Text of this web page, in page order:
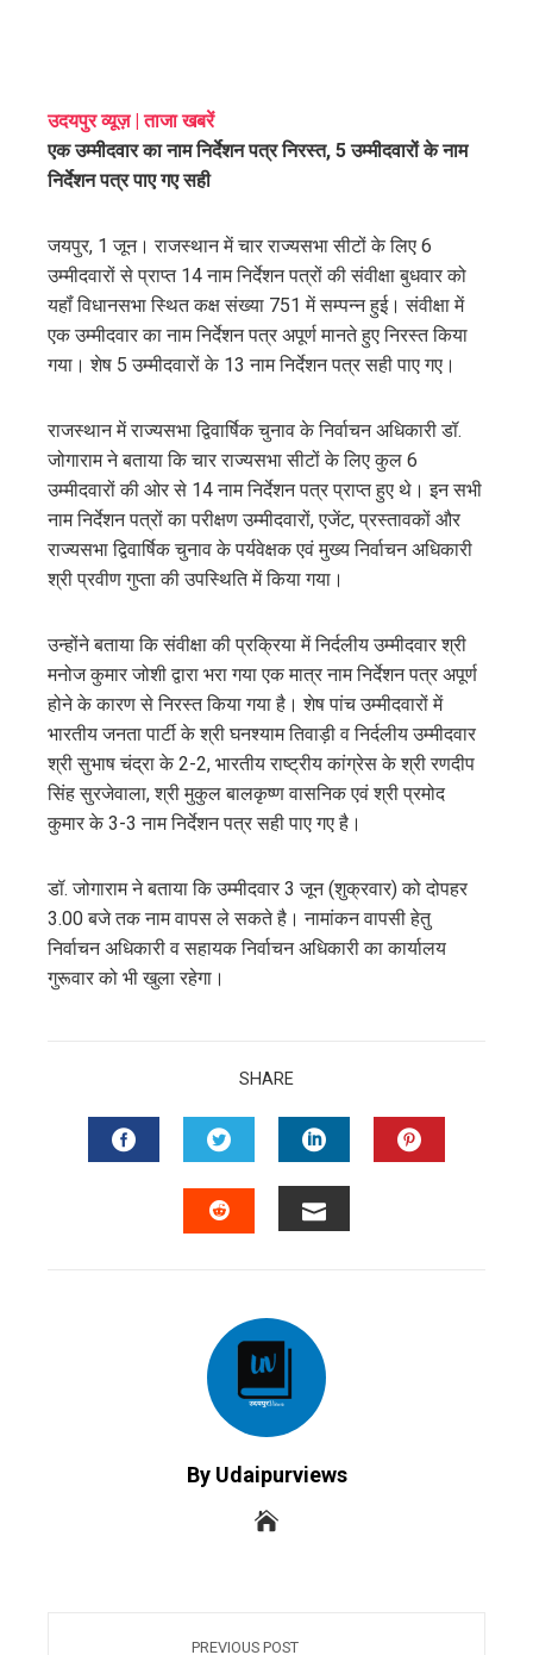
उदयपुर व्यूज़ | ताजा खबरें
एक उम्मीदवार का नाम निर्देशन पत्र निरस्त, 5 उम्मीदवारों के नाम
निर्देशन पत्र पाए गए सही
जयपुर, 1 जून। राजस्थान में चार राज्यसभा सीटों के लिए 6
उम्मीदवारों से प्राप्त 14 नाम निर्देशन पत्रों की संवीक्षा बुधवार को
यहॉं विधानसभा स्थित कक्ष संख्या 751 में सम्पन्न हुई। संवीक्षा में
एक उम्मीदवार का नाम निर्देशन पत्र अपूर्ण मानते हुए निरस्त किया
गया। शेष 5 उम्मीदवारों के 13 नाम निर्देशन पत्र सही पाए गए।
राजस्थान में राज्यसभा द्विवार्षिक चुनाव के निर्वाचन अधिकारी डॉ.
जोगाराम ने बताया कि चार राज्यसभा सीटों के लिए कुल 6
उम्मीदवारों की ओर से 14 नाम निर्देशन पत्र प्राप्त हुए थे। इन सभी
नाम निर्देशन पत्रों का परीक्षण उम्मीदवारों, एजेंट, प्रस्तावकों और
राज्यसभा द्विवार्षिक चुनाव के पर्यवेक्षक एवं मुख्य निर्वाचन अधिकारी
श्री प्रवीण गुप्ता की उपस्थिति में किया गया।
उन्होंने बताया कि संवीक्षा की प्रक्रिया में निर्दलीय उम्मीदवार श्री
मनोज कुमार जोशी द्वारा भरा गया एक मात्र नाम निर्देशन पत्र अपूर्ण
होने के कारण से निरस्त किया गया है। शेष पांच उम्मीदवारों में
भारतीय जनता पार्टी के श्री घनश्याम तिवाड़ी व निर्दलीय उम्मीदवार
श्री सुभाष चंद्रा के 2-2, भारतीय राष्ट्रीय कांग्रेस के श्री रणदीप
सिंह सुरजेवाला, श्री मुकुल बालकृष्ण वासनिक एवं श्री प्रमोद
कुमार के 3-3 नाम निर्देशन पत्र सही पाए गए है।
डॉ. जोगाराम ने बताया कि उम्मीदवार 3 जून (शुक्रवार) को दोपहर
3.00 बजे तक नाम वापस ले सकते है। नामांकन वापसी हेतु
निर्वाचन अधिकारी व सहायक निर्वाचन अधिकारी का कार्यालय
गुरूवार को भी खुला रहेगा।
SHARE
FACEBOOKTWITTERLINKEDIN
By Udaipurviews
PREVIOUS POST